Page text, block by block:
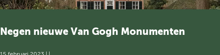
r
a
n
w
a
n
t
e
s
e
w
Negen nieuwe Van Gogh Monumenten